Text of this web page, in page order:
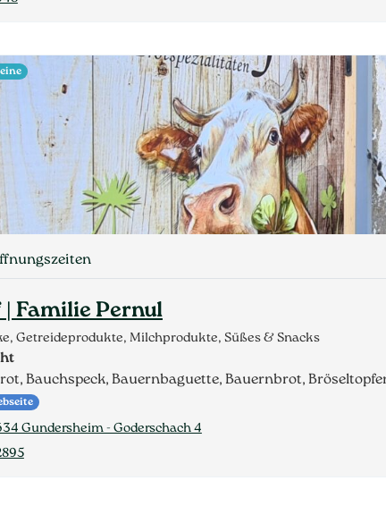
Familie Pernul
Getreideprodukte, Milchprodukte, Süßes & Snacks
Bauchspeck, Bauernbaguette, Bauernbrot,
Gundersheim - Goderschach 4